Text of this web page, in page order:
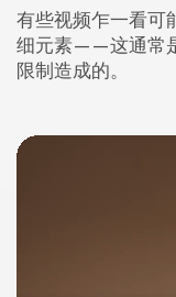
有些视频乍一看可
细元素——这通常
限制造成的。